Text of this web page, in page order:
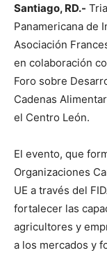
Santiago, RD.-
Panamericana de
Asociación
en colaboración
Foro sobre
Cadenas
el Centro León.
El evento, que
Organizaciones
UE a través del
fortalecer las
agricultores y
a los mercados y